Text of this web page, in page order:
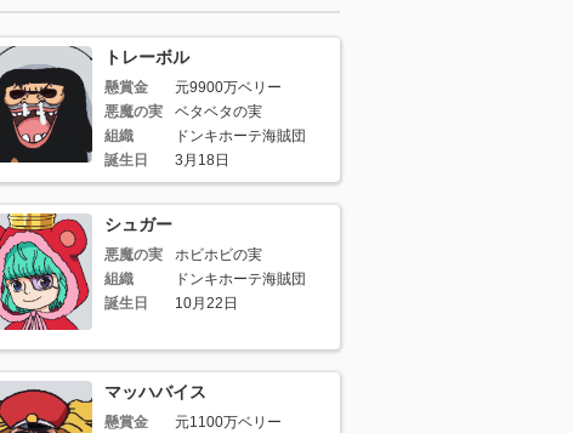
トレーボル
懸賞金
元9900万ベリー
悪魔の実
ベタベタの実
組織
ドンキホーテ海賊団
誕生日
3月18日
シュガー
悪魔の実
ホビホビの実
組織
ドンキホーテ海賊団
誕生日
10月22日
マッハバイス
懸賞金
元1100万ベリー